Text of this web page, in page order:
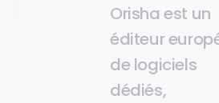
Orisha est un
éditeur
de logiciels
dédiés,